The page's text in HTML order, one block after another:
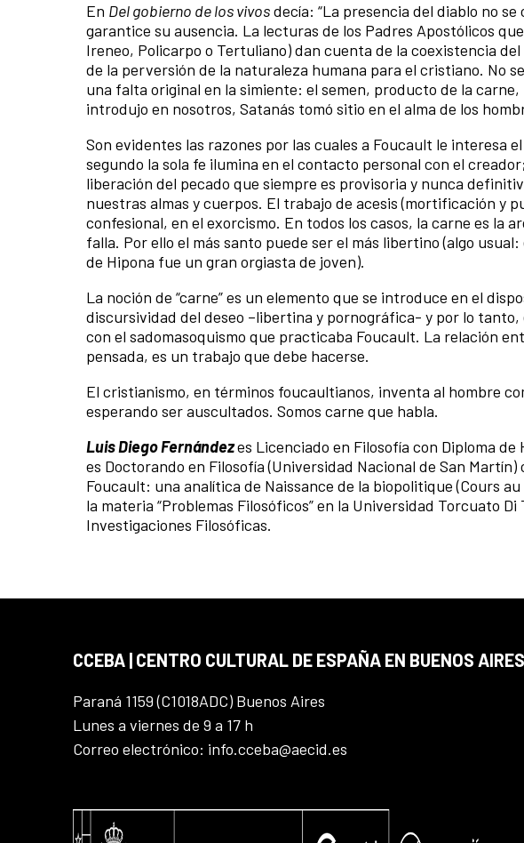
En Del gobierno de los vivosdecía: “La presencia del diablo no
garantice su ausencia. La lecturas de los Padres Apostólicos
Ireneo, Policarpo o Tertuliano) dan cuenta de la coexistencia
de la perversión de la naturaleza humana para el cristiano. No
una falta original en la simiente: el semen, producto de la
introdujo en nosotros, Satanás tomó sitio en el alma de los
Son evidentes las razones por las cuales a Foucault le interesa
segundo la sola fe ilumina en el contacto personal con el
liberación del pecado que siempre es provisoria y nunca
nuestras almas y cuerpos. El trabajo de acesis (mortificación y
confesional, en el exorcismo. En todos los casos, la carne es la
falla. Por ello el más santo puede ser el más libertino (algo
de Hipona fue un gran orgiasta de joven).
La noción de “carne” es un elemento que se introduce en el
discursividad del deseo –libertina y pornográfica- y por lo
con el sadomasoquismo que practicaba Foucault. La relación
pensada, es un trabajo que debe hacerse.
El cristianismo, en términos foucaultianos, inventa al hombre
esperando ser auscultados. Somos carne que habla.
Luis Diego Fernándezes Licenciado en Filosofía con Diploma
es Doctorando en Filosofía (Universidad Nacional de San
Foucault: una analítica de Naissance de la biopolitique (Cours
la materia “Problemas Filosóficos” en la Universidad Torcuato
Investigaciones Filosóficas.
CCEBA | CENTRO CULTURAL DE ESPAÑA EN BUENOS AIRES
Paraná 1159 (C1018ADC) Buenos Aires
Lunes a viernes de 9 a 17 h
Correo electrónico: info.cceba@aecid.es